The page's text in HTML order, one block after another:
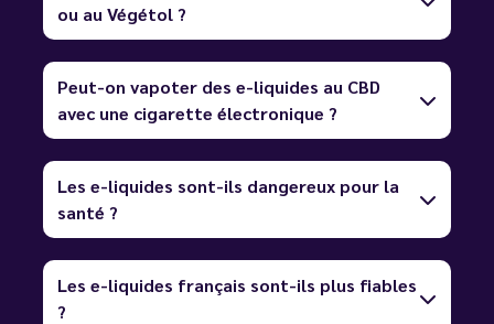
ou au Végétol ?
Peut-on vapoter des e-liquides au CBD
avec une cigarette électronique ?
Les e-liquides sont-ils dangereux pour la
santé ?
Les e-liquides français sont-ils plus fiables
?